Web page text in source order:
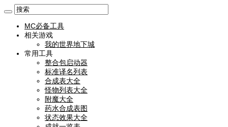
MC必备工具
相关游戏
我的世界地下城
常用工具
整合包启动器
标准译名列表
合成表大全
怪物列表大全
附魔大全
药水合成表图
状态效果大全